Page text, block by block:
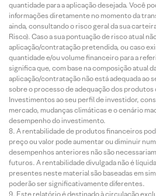
quantidade para a aplicação desejada. Você
informações diretamente no momento da
ainda, consultando o risco geral da sua
Risco). Caso a sua pontuação de risco atual
aplicação/contratação pretendida, ou caso
quantidade e/ou volume financeiro para a
significa que, com base na composição atual
aplicação/contratação não está adequada ao
sobre o processo de adequação dos produtos
Investimentos ao seu perfil de investidor,
mercado, mudanças climáticas e o cenário
desempenho do investimento.
A rentabilidade de produtos financeiros
preço ou valor pode aumentar ou diminuir
desempenhos anteriores não são
futuros. A rentabilidade divulgada não é
presentes neste material são baseadas em
poderão ser significativamente diferentes.
Este relatório é destinado à circulação